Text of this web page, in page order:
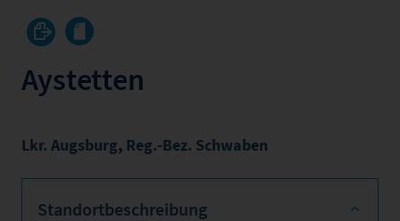
Aystetten
Lkr. Augsburg, Reg.-Bez. Schwaben
Standortbeschreibung